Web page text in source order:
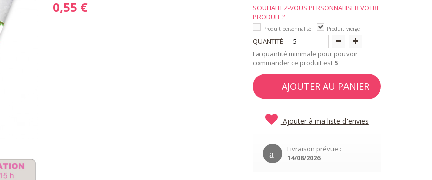
0,55 €
SOUHAITEZ-VOUS PERSONNALISER VOTRE
Produit personnalisé Produit vierge
QUANTITÉ
La quantité minimale pour pouvoir
commander ce produit est 5
AJOUTER AU PANIER
Ajouter à ma liste d'envies
Livraison prévue :
14/08/2026